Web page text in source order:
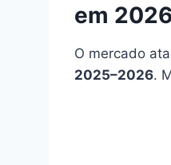
em 2026
O mercado
2025–2026.